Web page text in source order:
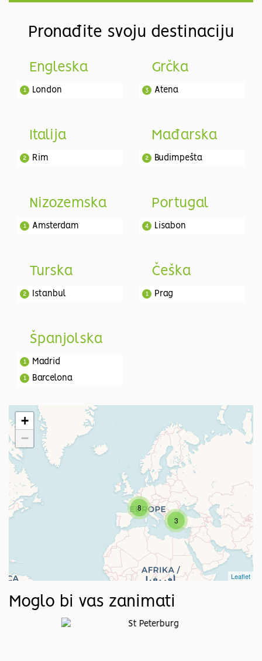
Pronađite svoju destinaciju
Engleska
London
1
Grčka
Atena
3
Italija
Rim
2
Mađarska
Budimpešta
2
Nizozemska
Amsterdam
1
Portugal
Lisabon
4
Turska
Istanbul
2
Češka
Prag
1
Španjolska
Madrid
1
Barcelona
1
3
8
+
−
Leaflet
Moglo bi vas zanimati